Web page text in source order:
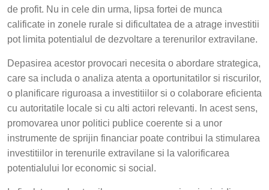
de profit. Nu in cele din urma, lipsa fortei de munca
calificate in zonele rurale si dificultatea de a atrage investitii
pot limita potentialul de dezvoltare a terenurilor extravilane.
Depasirea acestor provocari necesita o abordare strategica,
care sa includa o analiza atenta a oportunitatilor si riscurilor,
o planificare riguroasa a investitiilor si o colaborare eficienta
cu autoritatile locale si cu alti actori relevanti. In acest sens,
promovarea unor politici publice coerente si a unor
instrumente de sprijin financiar poate contribui la stimularea
investitiilor in terenurile extravilane si la valorificarea
potentialului lor economic si social.